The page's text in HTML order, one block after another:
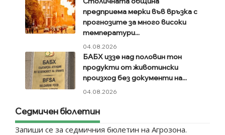
предприема мерки във връзка с
прогнозите за много високи
температури...
04.08.2026
БАБХ иззе над половин тон
продукти от животински
произход без документи на...
04.08.2026
Седмичен бюлетин
Запиши се за седмичния бюлетин на Агрозона.